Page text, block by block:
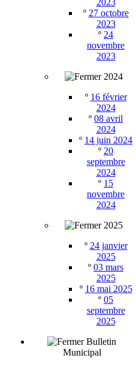
2023
º 27 octobre
2023
º 24
novembre
2023
2024
º 16 février
2024
º 08 avril
2024
º 14 juin 2024
º 20
septembre
2024
º 15
novembre
2024
2025
º 24 janvier
2025
º 03 mars
2025
º 16 mai 2025
º 05
septembre
2025
Bulletin
Municipal